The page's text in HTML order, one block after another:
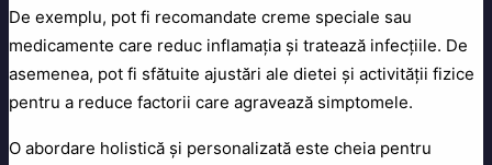
De exemplu, pot fi recomandate creme speciale sau
medicamente care reduc inflamația și tratează infecțiile. De
asemenea, pot fi sfătuite ajustări ale dietei și activității fizice
pentru a reduce factorii care agravează simptomele.
O abordare holistică și personalizată este cheia pentru